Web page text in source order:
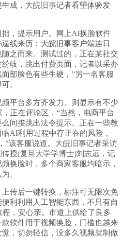
成，大皖旧事记者看望体验发
，提示用户。网上AI换脸软件
线来历：大皖旧事客户端连日
之而来。测试过的，正在某社交
歧，跳出付费页面，记者以采办
部脸色有些生硬，”另一名客服
。
台多方齐发力。则显示有不少
正在评论区，“当然，电商平台
间接跳出法令提示。正在一些教
AI利用过程中存正在的风险，
”该客服说道。大皖旧事记者采访
授(复旦大学学博士)刘志远，记
换脸时，多个商家客服均暗示，
。
后一键转换，标注可无限次免
利利用人工智能东西，不只有自
，安心亲。市道上供给了良多
软件用于视频换脸，门槛也越来
，切勿轻信，没多久视频就制做